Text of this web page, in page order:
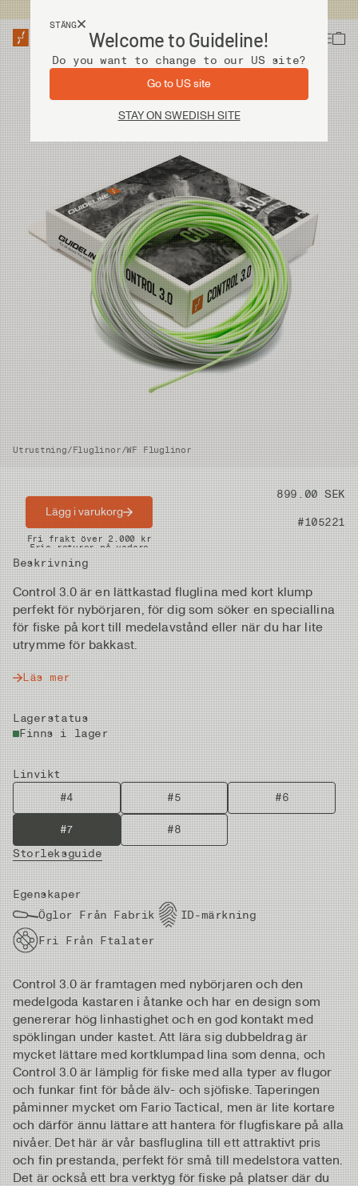
STÄNG
Welcome to Guideline!
Do you want to change to our US site?
Go to US site
STAY ON SWEDISH SITE
Utrustning/Fluglinor/WF Fluglinor
Pris 899.00 SEK
Artikelnummer #105221
Beskrivning
Control 3.0 är en lättkastad fluglina med kort klump
perfekt för nybörjaren, för dig som söker en speciallina
för fiske på kort till medelavstånd eller när du har lite
utrymme för bakkast.
Läs mer
Lagerstatus
Finns i lager
Linvikt
#4
#5 #6
#7
#8
Storleksguide
Egenskaper
Öglor Från Fabrik
ID-märkning
Fri Från Ftalater
Lägg i varukorg
Snabba leveranser
Fri frakt över 2.000 kr
Fria returer på vadare
Control 3.0 är framtagen med nybörjaren och den
medelgoda kastaren i åtanke och har en design som
genererar hög linhastighet och en god kontakt med
spöklingan under kastet. Att lära sig dubbeldrag är
mycket lättare med kortklumpad lina som denna, och
Control 3.0 är lämplig för fiske med alla typer av flugor
och funkar fint för både älv- och sjöfiske. Taperingen
påminner mycket om Fario Tactical, men är lite kortare
och därför ännu lättare att hantera för flugfiskare på alla
nivåer. Det här är vår basfluglina till ett attraktivt pris
och fin prestanda, perfekt för små till medelstora vatten.
Det är också ett bra verktyg för fiske på platser där du